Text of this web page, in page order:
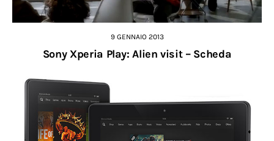
9 GENNAIO 2013
Sony Xperia Play: Alien visit – Scheda